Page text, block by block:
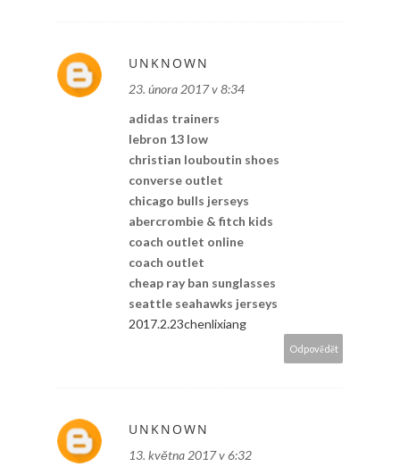
UNKNOWN
23. února 2017 v 8:34
adidas trainers
lebron 13 low
christian louboutin shoes
converse outlet
chicago bulls jerseys
abercrombie & fitch kids
coach outlet online
coach outlet
cheap ray ban sunglasses
seattle seahawks jerseys
2017.2.23chenlixiang
Odpovědět
UNKNOWN
13. května 2017 v 6:32